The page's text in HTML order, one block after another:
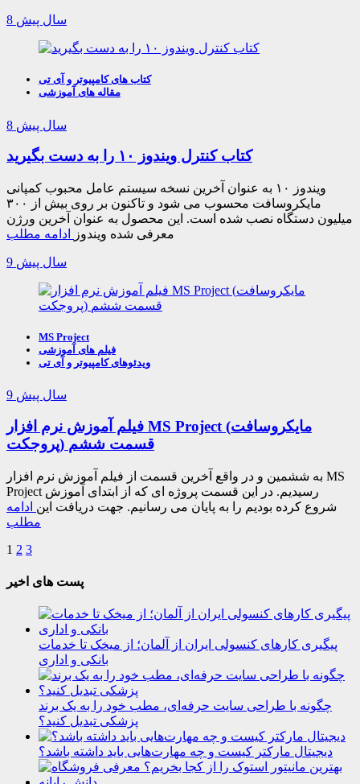
8 سال پیش
کتاب های کامپیوتر و آی تی
مقاله های آموزشی
8 سال پیش
کتاب کنترل ویندوز ۱۰ را به دست بگیرید
ویندوز ۱۰ به عنوان آخرین نسخه سیستم عامل محبوب کمپانی
مایکروسافت محسوب می شود و تاکنون بر روی بیش از ۳۰۰
میلیون دستگاه نصب شده است. این محصول به عنوان آخرین ورژن
معرفی شده ویندوز
ادامه مطلب
9 سال پیش
MS Project
فیلم های آموزشی
ویدئوهای کامپیوتر و آی تی
9 سال پیش
فیلم آموزش نرم افزار MS Project (مایکروسافت
پروجکت) قسمت ششم
به ششمین و در واقع آخرین قسمت از فیلم آموزش نرم افزار MS
Project رسیدیم. در این قسمت پروژه ای که از ابتدای آموزش
شروع کرده بودیم را به پایان می رسانیم. جهت دریافت این ادامه
مطلب
1 2 3
پست های اخیر
پیگیری کارهای کنسولی ایران از آلمان؛ از میخک تا خدمات
بانکی و اداری
چگونه با طراحی سایت حرفه‌ای، مطب خود را به یک برند
پزشکی تبدیل کنید؟
دیجیتال مارکتر کیست و چه مهارت‌هایی باید داشته باشد؟